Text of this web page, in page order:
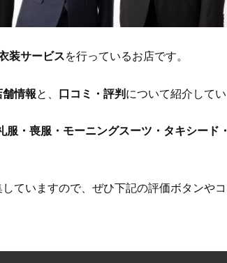
装サービスを行っているお店です。
情報と、 口コミ・評判について紹介してい
服・喪服・モーニングスーツ・タキシード
ていますので、ぜひ下記の評価ボタンや